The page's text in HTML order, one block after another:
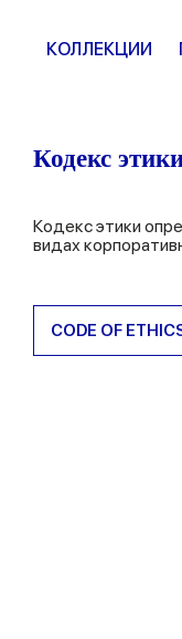
КОЛЛЕКЦИИ
Кодекс
Кодекс этики
видах
CODE OF